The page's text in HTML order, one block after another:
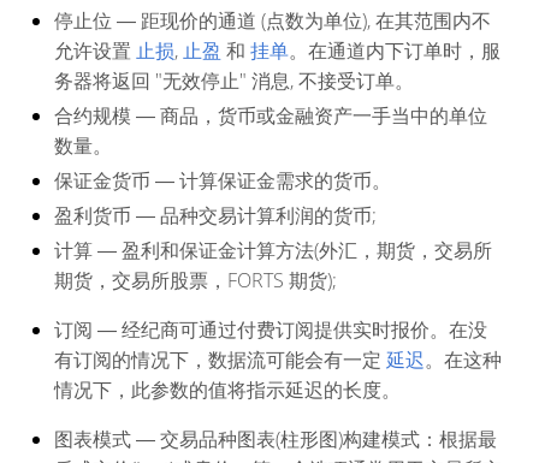
停止位 ― 距现价的通道 (点数为单位), 在其范围内不
允许设置 止损,止盈 和 挂单。在通道内下订单时，服
务器将返回 "无效停止" 消息, 不接受订单。
合约规模 ― 商品，货币或金融资产一手当中的单位
数量。
保证金货币 ― 计算保证金需求的货币。
盈利货币 ― 品种交易计算利润的货币;
计算― 盈利和保证金计算方法(外汇，期货，交易所
期货，交易所股票，FORTS 期货);
订阅 ― 经纪商可通过付费订阅提供实时报价。在没
有订阅的情况下，数据流可能会有一定 延迟。在这种
情况下，此参数的值将指示延迟的长度。
图表模式― 交易品种图表(柱形图)构建模式：根据最